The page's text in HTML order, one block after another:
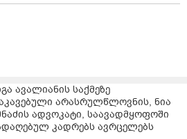
სახლთან.
ავალიანის საქმეზე
არასრულწლოვნის, ნია
ადვოკატი, საავადმყოფოში
კადრებს ავრცელებს